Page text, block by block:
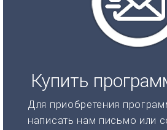
Купить
Для приобретения
написать нам письмо или